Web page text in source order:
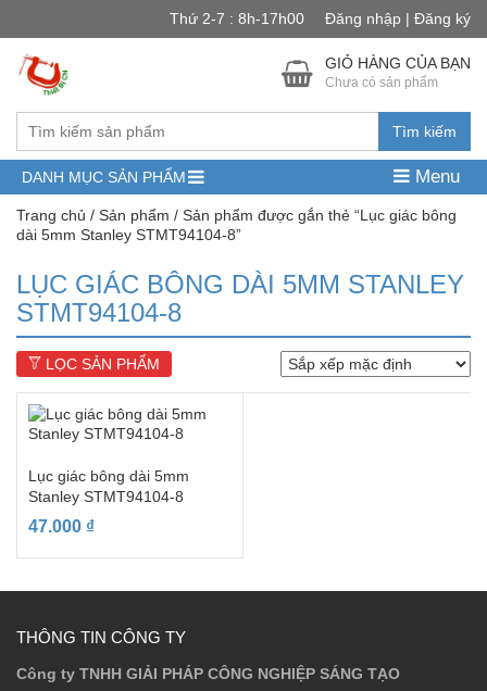
Thứ 2-7 : 8h-17h00 Đăng nhập | Đăng ký
Tìm kiếm
GIỎ HÀNG CỦA BẠN
Chưa có sản phẩm
DANH MỤC SẢN PHẨM Menu
Trang chủ / Sản phẩm / Sản phẩm được gắn thẻ “Lục giác bông
dài 5mm Stanley STMT94104-8”
LỤC GIÁC BÔNG DÀI 5MM STANLEY
STMT94104-8
LỌC SẢN PHẨM
Lục giác bông dài 5mm
Stanley STMT94104-8
47.000 ₫
THÔNG TIN CÔNG TY
Công ty TNHH GIẢI PHÁP CÔNG NGHIỆP SÁNG TẠO